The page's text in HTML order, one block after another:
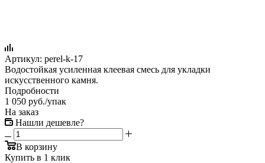
Артикул: perel-k-17
Водостойкая усиленная клеевая смесь для укладки
искусственного камня.
Подробности
1 050 руб./упак
На заказ
Нашли дешевле?
В корзину
Купить в 1 клик